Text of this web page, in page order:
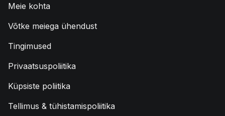
Meie kohta
Võtke meiega ühendust
Tingimused
Privaatsuspoliitika
Küpsiste poliitika
Tellimus & tühistamispoliitika